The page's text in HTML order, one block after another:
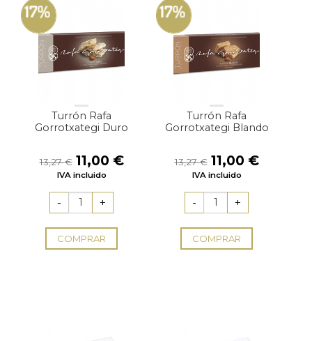
17%
Turrón Rafa
Gorrotxategi Duro
13,27€ El
precio
era:
13,27 €.
11,00 €El
IVA incluido
COMPRAR
17%
Turrón Rafa
Gorrotxategi Blando
13,27€ El
precio
era:
13,27 €.
11,00 €El
IVA incluido
COMPRAR